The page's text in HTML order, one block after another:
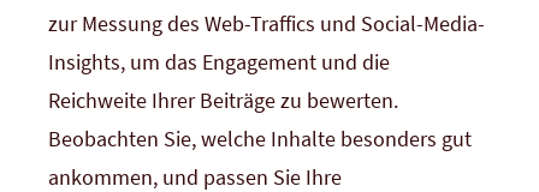
zur Messung des Web-Traffics und Social-Media-
Insights, um das Engagement und die
Reichweite Ihrer Beiträge zu bewerten.
Beobachten Sie, welche Inhalte besonders gut
ankommen, und passen Sie Ihre